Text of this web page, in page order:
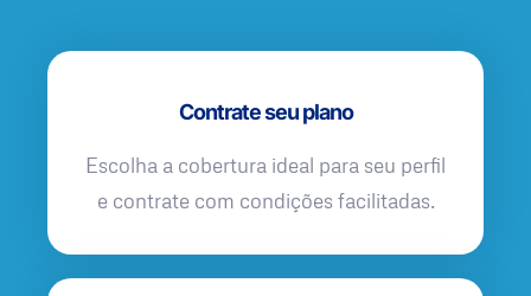
Contrate seu plano
Escolha a cobertura ideal para seu perfil
e contrate com condições facilitadas.